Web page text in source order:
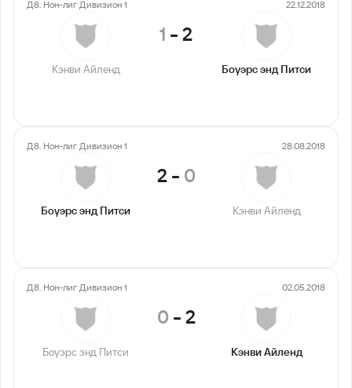
Д8. Нон-лиг Дивизион 1 22.12.2018
Кэнви Айленд
1 -2
Боуэрс энд Питси
Д8. Нон-лиг Дивизион 1 28.08.2018
Боуэрс энд Питси
2 - 0
Кэнви Айленд
Д8. Нон-лиг Дивизион 1 02.05.2018
Боуэрс энд Питси
0 -2
Кэнви Айленд